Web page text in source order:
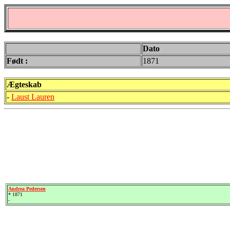
Dato
Født :
1871
Ægteskab
- Laust Lauren
Andrea Pedersen
* 1871
-